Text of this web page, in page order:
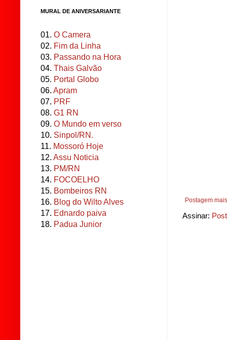
Postagem
Assinar:
MURAL DE ANIVERSARIANTE
01. O Camera
02. Fim da Linha
03. Passando na Hora
04. Thais Galvão
05. Portal Globo
06. Apram
07. PRF
08. G1 RN
09. O Mundo em verso
10. Sinpol/RN.
11. Mossoró Hoje
12. Assu Noticia
13. PM/RN
14. FOCOELHO
15. Bombeiros RN
16. Blog do Wilto Alves
17. Ednardo paiva
18. Padua Junior